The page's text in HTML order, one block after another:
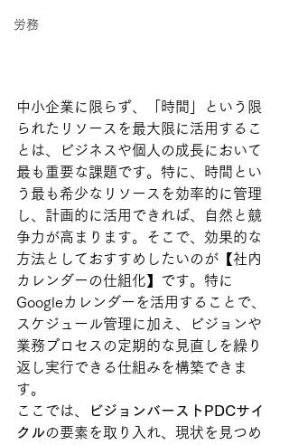
労務
中小企業に限らず、「時間」という限
られたリソースを最大限に活用するこ
とは、ビジネスや個人の成長において
最も重要な課題です。特に、時間とい
う最も希少なリソースを効率的に管理
し、計画的に活用できれば、自然と競
争力が高まります。そこで、効果的な
方法としておすすめしたいのが【社内
カレンダーの仕組化】です。特に
Googleカレンダーを活用することで、
スケジュール管理に加え、ビジョンや
業務プロセスの定期的な見直しを繰り
返し実行できる仕組みを構築できま
す。
ここでは、
ビジョンバーストPDCサイ
クルの要素を取り入れ、現状を見つめ